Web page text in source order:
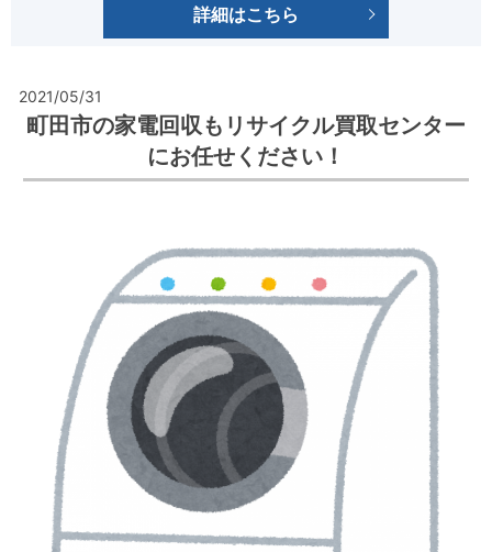
詳細はこちら
2021/05/31
町田市の家電回収もリサイクル買取センター
にお任せください！